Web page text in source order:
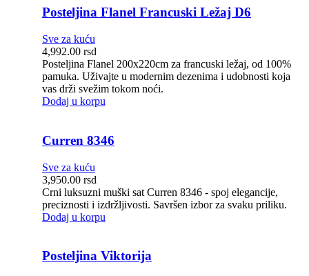
Posteljina Flanel Francuski Ležaj D6
Sve za kuću
4,992.00 rsd
Posteljina Flanel 200x220cm za francuski ležaj, od 100%
pamuka. Uživajte u modernim dezenima i udobnosti koja
vas drži svežim tokom noći.
Dodaj u korpu
Curren 8346
Sve za kuću
3,950.00 rsd
Crni luksuzni muški sat Curren 8346 - spoj elegancije,
preciznosti i izdržljivosti. Savršen izbor za svaku priliku.
Dodaj u korpu
Posteljina Viktorija